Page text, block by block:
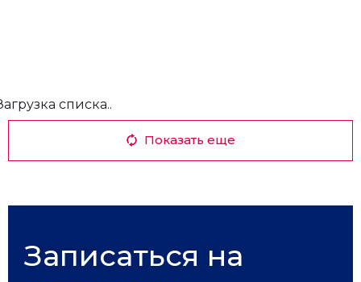
списка..
Показать еще
Записаться на